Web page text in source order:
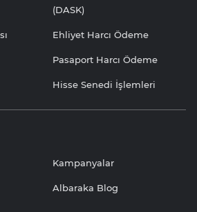
(DASK)
Ehliyet Harcı Ödeme
Pasaport Harcı Ödeme
Hisse Senedi İşlemleri
Kampanyalar
Albaraka Blog